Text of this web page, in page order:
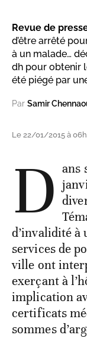
Revue de
d’être arrêté
à un malade…
dh pour obtenir
été piégé par
Par Samir
Le 22/01/2015 à
D ans
d’invalidité à
services de
ville ont
exerçant à
implication
certificats
sommes